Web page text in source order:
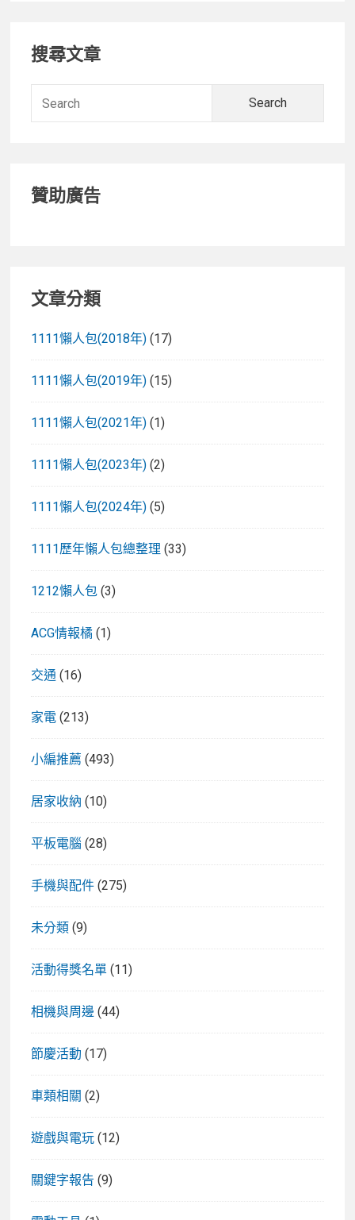
Primary
Sidebar
搜尋文章
贊助廣告
文章分類
1111懶人包(2018年) (17)
1111懶人包(2019年) (15)
1111懶人包(2021年) (1)
1111懶人包(2023年) (2)
1111懶人包(2024年) (5)
1111歷年懶人包總整理 (33)
1212懶人包 (3)
ACG情報橘 (1)
交通 (16)
家電 (213)
小編推薦 (493)
居家收納 (10)
平板電腦 (28)
手機與配件 (275)
未分類 (9)
活動得獎名單 (11)
相機與周邊 (44)
節慶活動 (17)
車類相關 (2)
遊戲與電玩 (12)
關鍵字報告 (9)